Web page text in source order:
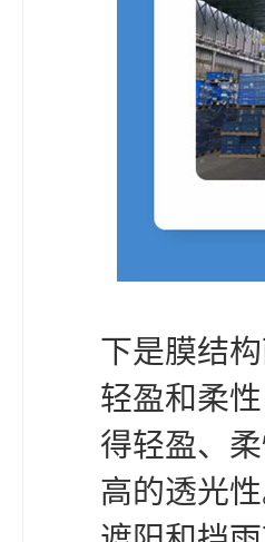
下是膜结
轻盈和柔
得轻盈、
高的透光